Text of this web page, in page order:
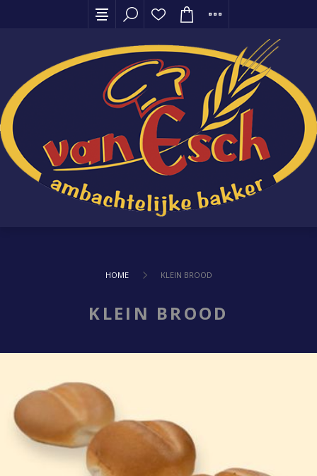
HOME KLEIN BROOD
KLEIN BROOD